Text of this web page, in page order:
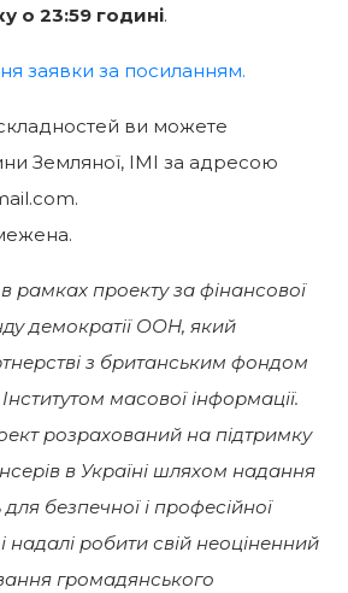
о 23:59 годині.
заявки за посиланням.
ви можете
Земляної, ІМІ за адресою
рамках проекту за фінансової
демократії ООН, який
з британським фондом
масової інформації.
розрахований на підтримку
в Україні шляхом надання
безпечної і професійної
робити свій неоціненний
громадянського